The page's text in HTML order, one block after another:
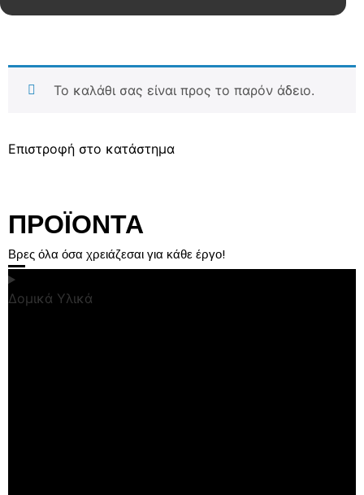
Το καλάθι σας είναι προς το παρόν άδειο.
Επιστροφή στο κατάστημα
ΠΡΟΪΟΝΤΑ
Βρες όλα όσα χρειάζεσαι για κάθε έργο!
Δομικά Υλικά